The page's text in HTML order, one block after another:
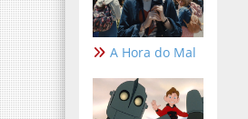
A Hora do Mal